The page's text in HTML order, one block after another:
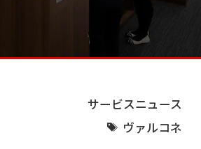
サービスニュース
ヴァルコネ